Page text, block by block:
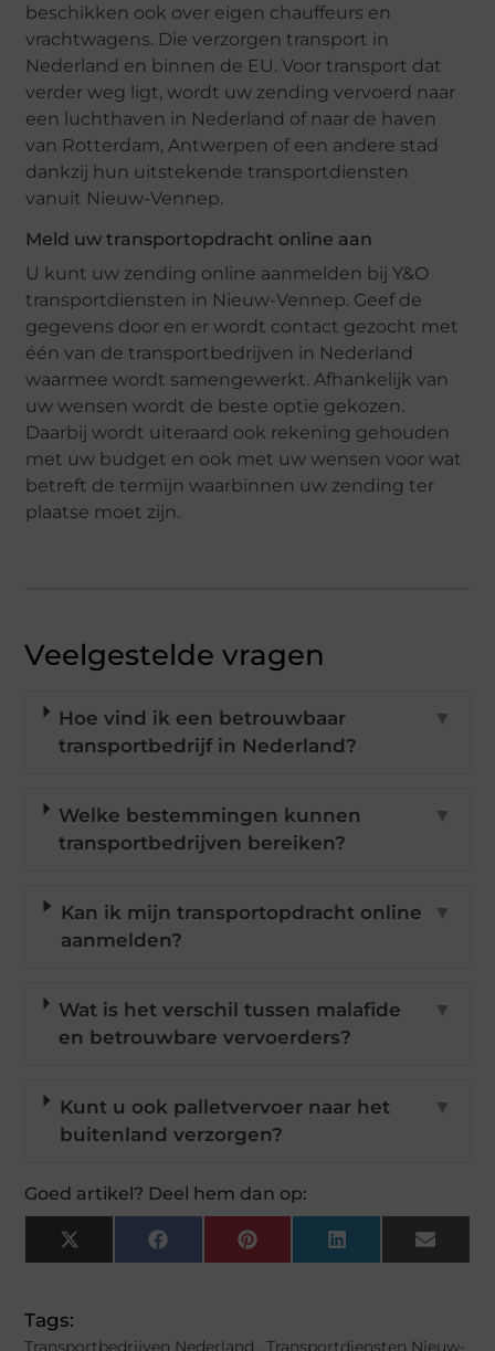
beschikken ook over eigen chauffeurs en
vrachtwagens. Die verzorgen transport in
Nederland en binnen de EU. Voor transport dat
verder weg ligt, wordt uw zending vervoerd naar
een luchthaven in Nederland of naar de haven
van Rotterdam, Antwerpen of een andere stad
dankzij hun uitstekende transportdiensten
vanuit Nieuw-Vennep.
Meld uw transportopdracht online aan
U kunt uw zending online aanmelden bij Y&O
transportdiensten in Nieuw-Vennep. Geef de
gegevens door en er wordt contact gezocht met
één van de transportbedrijven in Nederland
waarmee wordt samengewerkt. Afhankelijk van
uw wensen wordt de beste optie gekozen.
Daarbij wordt uiteraard ook rekening gehouden
met uw budget en ook met uw wensen voor wat
betreft de termijn waarbinnen uw zending ter
plaatse moet zijn.
Veelgestelde vragen
Hoe vind ik een betrouwbaar
transportbedrijf in Nederland?
▼
Welke bestemmingen kunnen
transportbedrijven bereiken?
▼
Kan ik mijn transportopdracht online
aanmelden?
▼
Wat is het verschil tussen malafide
en betrouwbare vervoerders?
▼
Kunt u ook palletvervoer naar het
buitenland verzorgen?
▼
Goed artikel? Deel hem dan op:
X
(Twitter)
FacebookPinterestLinkedInEmail
Tags: